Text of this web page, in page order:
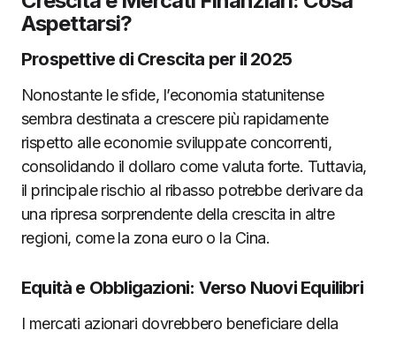
Aspettarsi?
Prospettive di Crescita per il 2025
Nonostante le sfide, l’economia statunitense
sembra destinata a crescere più rapidamente
rispetto alle economie sviluppate concorrenti,
consolidando il dollaro come valuta forte. Tuttavia,
il principale rischio al ribasso potrebbe derivare da
una ripresa sorprendente della crescita in altre
regioni, come la zona euro o la Cina.
Equità e Obbligazioni: Verso Nuovi Equilibri
I mercati azionari dovrebbero beneficiare della